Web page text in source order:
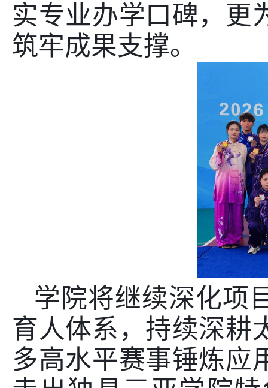
实专业办学口碑，更
筑牢成果支撑。
学院将继续深化项
育人体系，持续深耕
多高水平赛事锤炼应